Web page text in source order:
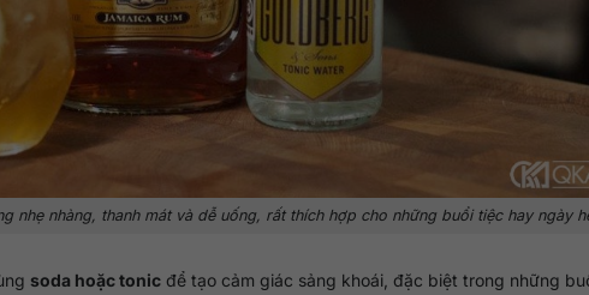
nhẹ nhàng, thanh mát và dễ uống, rất thích hợp cho những buổi tiệc hay ngày
soda hoặc tonic để tạo cảm giác sảng khoái, đặc biệt trong những